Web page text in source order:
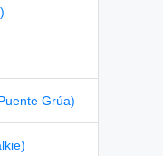
Grúa)